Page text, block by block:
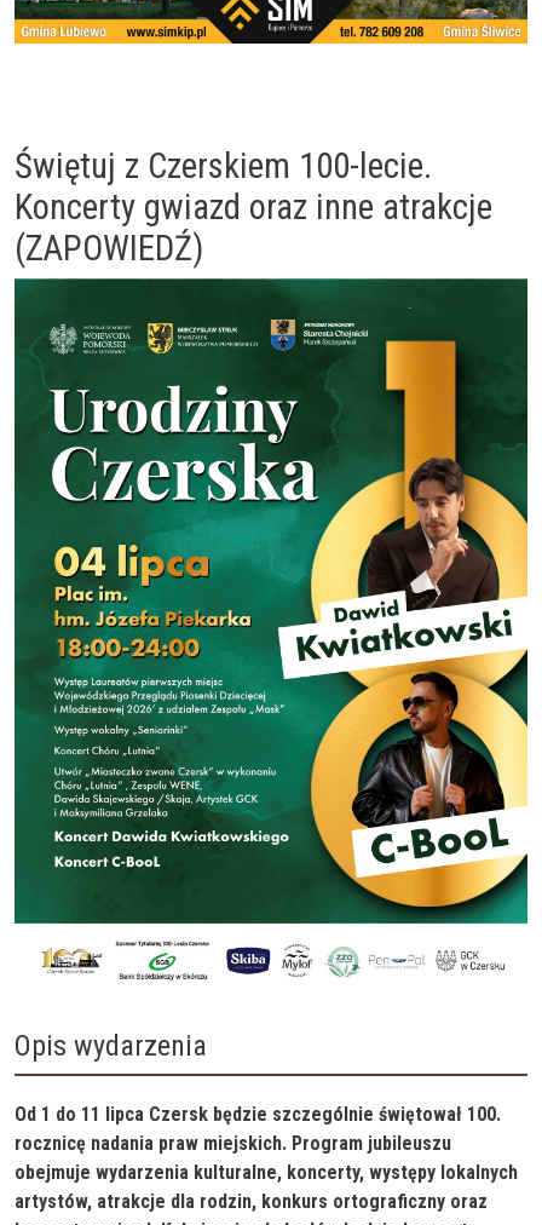
Świętuj z Czerskiem 100-lecie.
Koncerty gwiazd oraz inne atrakcje
(ZAPOWIEDŹ)
Opis wydarzenia
Od 1 do 11 lipca Czersk będzie szczególnie świętował 100.
rocznicę nadania praw miejskich. Program jubileuszu
obejmuje wydarzenia kulturalne, koncerty, występy lokalnych
artystów, atrakcje dla rodzin, konkurs ortograficzny oraz